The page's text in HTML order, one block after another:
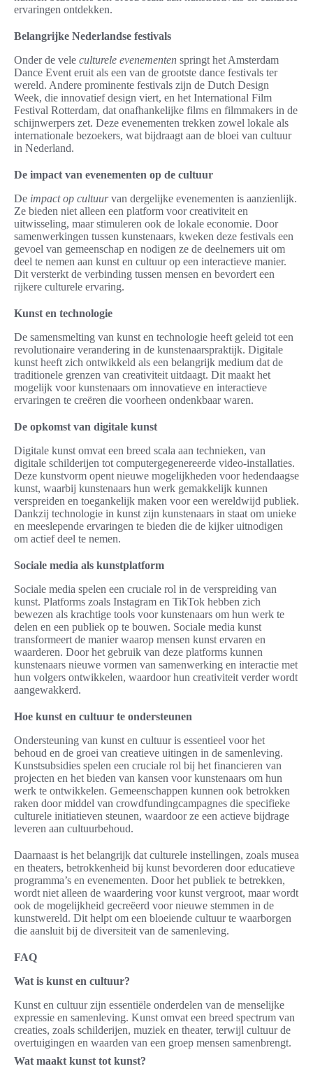
ervaringen ontdekken.
Belangrijke Nederlandse festivals
Onder de vele culturele evenementen springt het Amsterdam
Dance Event eruit als een van de grootste dance festivals ter
wereld. Andere prominente festivals zijn de Dutch Design
Week, die innovatief design viert, en het International Film
Festival Rotterdam, dat onafhankelijke films en filmmakers in de
schijnwerpers zet. Deze evenementen trekken zowel lokale als
internationale bezoekers, wat bijdraagt aan de bloei van cultuur
in Nederland.
De impact van evenementen op de cultuur
De impact op cultuurvan dergelijke evenementen is aanzienlijk.
Ze bieden niet alleen een platform voor creativiteit en
uitwisseling, maar stimuleren ook de lokale economie. Door
samenwerkingen tussen kunstenaars, kweken deze festivals een
gevoel van gemeenschap en nodigen ze de deelnemers uit om
deel te nemen aan kunst en cultuur op een interactieve manier.
Dit versterkt de verbinding tussen mensen en bevordert een
rijkere culturele ervaring.
Kunst en technologie
De samensmelting van kunst en technologie heeft geleid tot een
revolutionaire verandering in de kunstenaarspraktijk. Digitale
kunst heeft zich ontwikkeld als een belangrijk medium dat de
traditionele grenzen van creativiteit uitdaagt. Dit maakt het
mogelijk voor kunstenaars om innovatieve en interactieve
ervaringen te creëren die voorheen ondenkbaar waren.
De opkomst van digitale kunst
Digitale kunst omvat een breed scala aan technieken, van
digitale schilderijen tot computergegenereerde video-installaties.
Deze kunstvorm opent nieuwe mogelijkheden voor hedendaagse
kunst, waarbij kunstenaars hun werk gemakkelijk kunnen
verspreiden en toegankelijk maken voor een wereldwijd publiek.
Dankzij technologie in kunst zijn kunstenaars in staat om unieke
en meeslepende ervaringen te bieden die de kijker uitnodigen
om actief deel te nemen.
Sociale media als kunstplatform
Sociale media spelen een cruciale rol in de verspreiding van
kunst. Platforms zoals Instagram en TikTok hebben zich
bewezen als krachtige tools voor kunstenaars om hun werk te
delen en een publiek op te bouwen. Sociale media kunst
transformeert de manier waarop mensen kunst ervaren en
waarderen. Door het gebruik van deze platforms kunnen
kunstenaars nieuwe vormen van samenwerking en interactie met
hun volgers ontwikkelen, waardoor hun creativiteit verder wordt
aangewakkerd.
Hoe kunst en cultuur te ondersteunen
Ondersteuning van kunst en cultuur is essentieel voor het
behoud en de groei van creatieve uitingen in de samenleving.
Kunstsubsidies spelen een cruciale rol bij het financieren van
projecten en het bieden van kansen voor kunstenaars om hun
werk te ontwikkelen. Gemeenschappen kunnen ook betrokken
raken door middel van crowdfundingcampagnes die specifieke
culturele initiatieven steunen, waardoor ze een actieve bijdrage
leveren aan cultuurbehoud.
Daarnaast is het belangrijk dat culturele instellingen, zoals musea
en theaters, betrokkenheid bij kunst bevorderen door educatieve
programma’s en evenementen. Door het publiek te betrekken,
wordt niet alleen de waardering voor kunst vergroot, maar wordt
ook de mogelijkheid gecreëerd voor nieuwe stemmen in de
kunstwereld. Dit helpt om een bloeiende cultuur te waarborgen
die aansluit bij de diversiteit van de samenleving.
FAQ
Wat is kunst en cultuur?
Kunst en cultuur zijn essentiële onderdelen van de menselijke
expressie en samenleving. Kunst omvat een breed spectrum van
creaties, zoals schilderijen, muziek en theater, terwijl cultuur de
overtuigingen en waarden van een groep mensen samenbrengt.
Wat maakt kunst tot kunst?